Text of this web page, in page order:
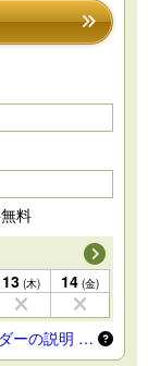
料
13 (木) 14 (金)
ーの説明 …